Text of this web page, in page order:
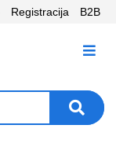
Registracija B2B